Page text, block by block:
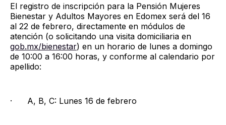
El registro de inscripción para la Pensión Mujeres
Bienestar y Adultos Mayores en Edomex será del 16
al 22 de febrero, directamente en módulos de
atención (o solicitando una visita domiciliaria en
gob.mx/bienestar) en un horario de lunes a domingo
de 10:00 a 16:00 horas, y conforme al calendario por
apellido:
· A, B, C: Lunes 16 de febrero